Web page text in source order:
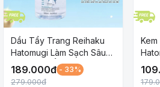
Dầu Tẩy Trang Reihaku
Hatomugi Làm Sạch Sâu
và Dưỡng Ẩm Cho Da
500ml
189.000đ - 33%
279.000đ
50+